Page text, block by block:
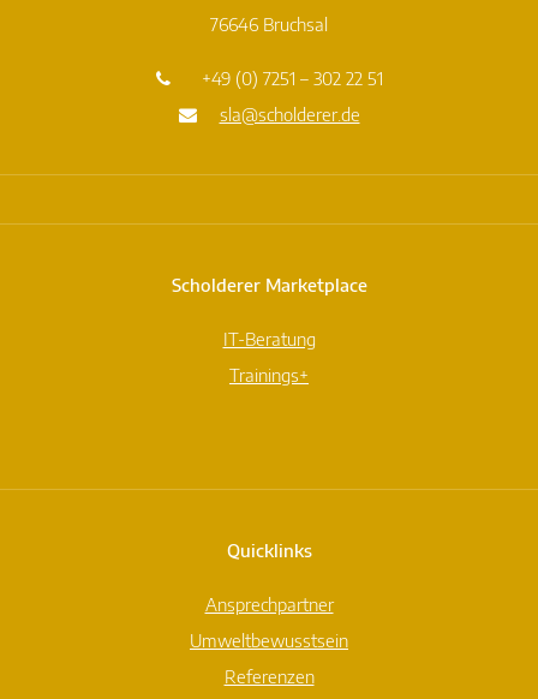
76646 Bruchsal
+49 (0) 7251 – 302 22 51
sla@scholderer.de
Scholderer Marketplace
IT-Beratung
Trainings+
Quicklinks
Ansprechpartner
Umweltbewusstsein
Referenzen